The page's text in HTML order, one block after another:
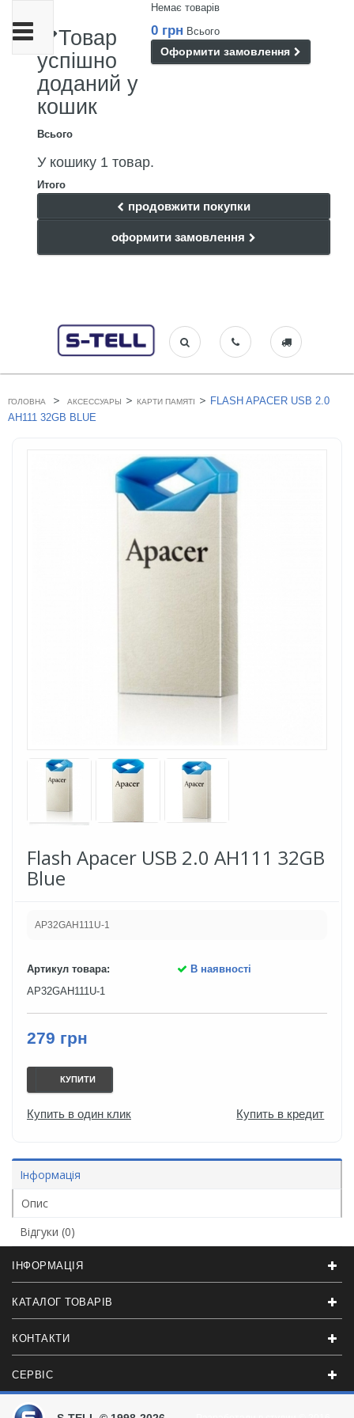
Немає товарів
0 грн Всього
Оформити замовлення
Товар
успішно
доданий у
кошик
Всього
У кошику 1 товар.
Итого
продовжити покупки
оформити замовлення
Toggle
navigation
ГОЛОВНА > АКСЕССУАРЫ > КАРТИ ПАМЯТІ > FLASH APACER USB 2.0
AH111 32GB BLUE
Flash Apacer USB 2.0 AH111 32GB
Blue
AP32GAH111U-1
Артикул товара:
AP32GAH111U-1
В наявності
279 грн
КУПИТИ
Купить в один клик Купить в кредит
Інформація
Опис
Відгуки (0)
ІНФОРМАЦІЯ
КАТАЛОГ ТОВАРІВ
КОНТАКТИ
СЕРВІС